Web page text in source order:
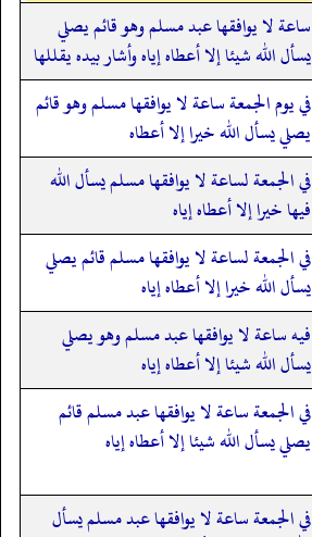
ساعة لا يوافقها عبد مسلم وهو قائم يصلي
يسأل الله شيئا إلا أعطاه إياه وأشار بيده يقللها
في يوم الجمعة ساعة لا يوافقها مسلم وهو قائم
يصلي يسأل الله خيرا إلا أعطاه
في الجمعة لساعة لا يوافقها مسلم يسأل الله
فيها خيرا إلا أعطاه إياه
في الجمعة لساعة لا يوافقها مسلم قائم يصلي
يسأل الله خيرا إلا أعطاه إياه
فيه ساعة لا يوافقها عبد مسلم وهو يصلي
يسأل الله شيئا إلا أعطاه إياه
في الجمعة ساعة لا يوافقها عبد مسلم قائم
يصلي يسأل الله شيئا إلا أعطاه إياه
في الجمعة ساعة لا يوافقها عبد مسلم يسأل